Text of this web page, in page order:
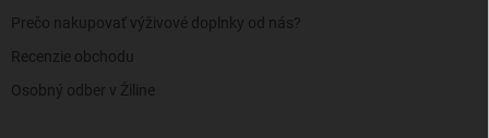
Prečo nakupovať výživové doplnky od nás?
Recenzie obchodu
Osobný odber v Žiline